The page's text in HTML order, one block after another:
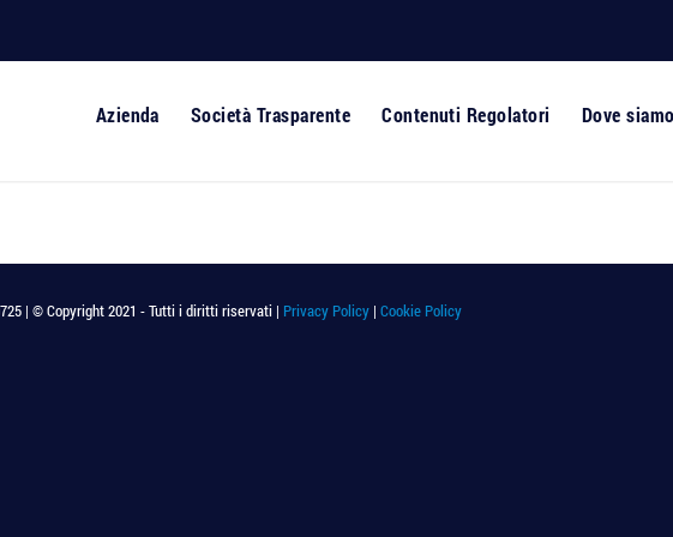
Azienda Società Trasparente Contenuti Regolatori Dove
| © Copyright 2021 - Tutti i diritti riservati | Privacy Policy | Cookie Policy